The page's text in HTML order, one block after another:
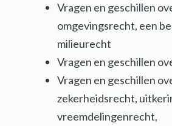
Vragen en geschillen
omgevingsrecht, een
milieurecht
Vragen en geschillen
Vragen en geschillen
zekerheidsrecht,
vreemdelingenrecht,